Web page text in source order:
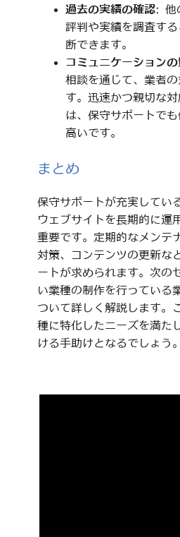
過去の実績の確認: 他
評判や実績を調査す
断できます。
コミュニケーションの
相談を通じて、業者
す。迅速かつ親切な
は、保守サポートで
高いです。
まとめ
保守サポートが充実してい
ウェブサイトを長期的に運
重要です。定期的なメンテ
対策、コンテンツの更新な
ートが求められます。次の
い業種の制作を行っている
ついて詳しく解説します。
種に特化したニーズを満た
ける手助けとなるでしょう。